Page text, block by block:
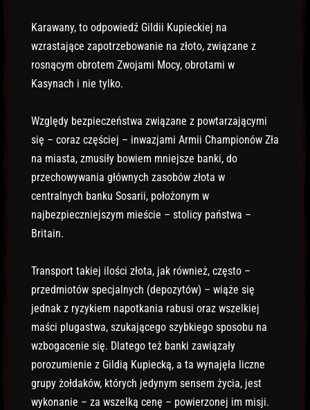
Karawany, to odpowiedź Gildii Kupieckiej na
wzrastające zapotrzebowanie na złoto, związane z
rosnącym obrotem Zwojami Mocy, obrotami w
Kasynach i nie tylko.
Względy bezpieczeństwa związane z powtarzającymi
się – coraz częściej – inwazjami Armii Championów Zła
na miasta, zmusiły bowiem mniejsze banki, do
przechowywania głównych zasobów złota w
centralnych banku Sosarii, położonym w
najbezpieczniejszym mieście – stolicy państwa –
Britain.
Transport takiej ilości złota, jak również, często –
przedmiotów specjalnych (depozytów) – wiąże się
jednak z ryzykiem napotkania rabusi oraz wszelkiej
maści plugastwa, szukającego szybkiego sposobu na
wzbogacenie się. Dlatego też banki zawiązały
porozumienie z Gildią Kupiecką, a ta wynajęła liczne
grupy żołdaków, których jedynym sensem życia, jest
wykonanie – za wszelką cenę – powierzonej im misji.